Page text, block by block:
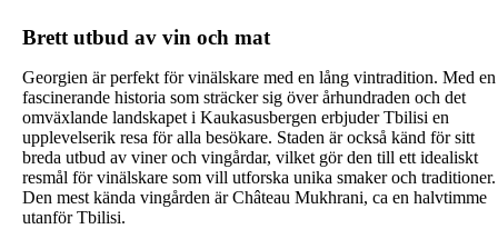
Brett utbud av vin och mat
Georgien är perfekt för vinälskare med en lång vintradition. Med en
fascinerande historia som sträcker sig över århundraden och det
omväxlande landskapet i Kaukasusbergen erbjuder Tbilisi en
upplevelserik resa för alla besökare. Staden är också känd för sitt
breda utbud av viner och vingårdar, vilket gör den till ett idealiskt
resmål för vinälskare som vill utforska unika smaker och traditioner.
Den mest kända vingården är Château Mukhrani, ca en halvtimme
utanför Tbilisi.